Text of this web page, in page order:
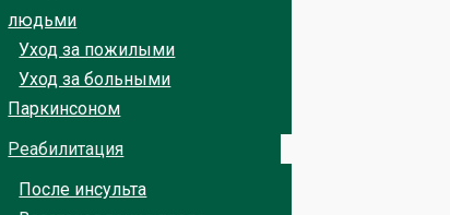
людьми
Уход за пожилыми
Уход за больными
Паркинсоном
Реабилитация
После инсульта